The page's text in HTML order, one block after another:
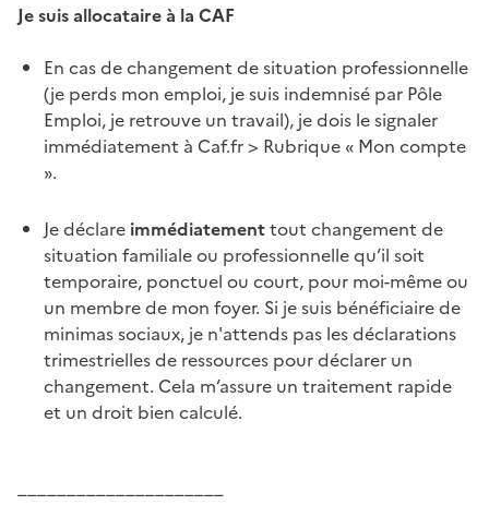
Je suis allocataire à la CAF
En cas de changement de situation professionnelle
(je perds mon emploi, je suis indemnisé par Pôle
Emploi, je retrouve un travail), je dois le signaler
immédiatement à Caf.fr > Rubrique « Mon compte
».
Je déclare immédiatementtout changement de
situation familiale ou professionnelle qu’il soit
temporaire, ponctuel ou court, pour moi-même ou
un membre de mon foyer. Si je suis bénéficiaire de
minimas sociaux, je n'attends pas les déclarations
trimestrielles de ressources pour déclarer un
changement. Cela m’assure un traitement rapide
et un droit bien calculé.